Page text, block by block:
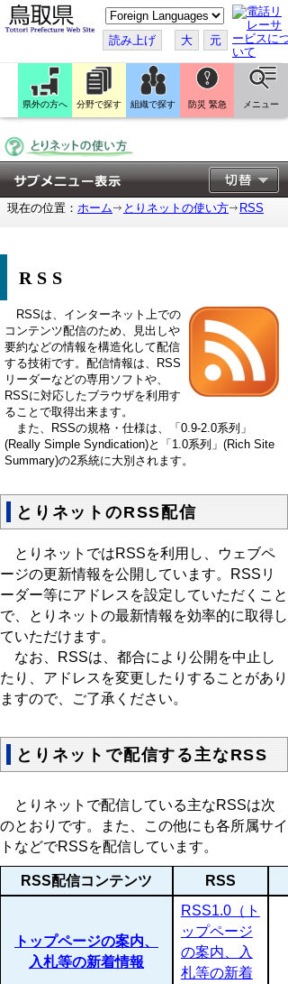
こ
の
ペ
ー
ジ
翻
訳
す
読み上げ 大 元
県外の方へ 分野で探す 組織で探す 防災 緊急 メニュー
現在の位置： ホーム とりネットの使い方 RSS
RSS
RSSは、インターネット上での
コンテンツ配信のため、見出しや
要約などの情報を構造化して配信
する技術です。配信情報は、RSS
リーダーなどの専用ソフトや、
RSSに対応したブラウザを利用す
ることで取得出来ます。
また、RSSの規格・仕様は、「0.9-2.0系列」
(Really Simple Syndication)と「1.0系列」(Rich Site
Summary)の2系統に大別されます。
とりネットのRSS配信
とりネットではRSSを利用し、ウェブペ
ージの更新情報を公開しています。RSSリ
ーダー等にアドレスを設定していただくこと
で、とりネットの最新情報を効率的に取得し
ていただけます。
なお、RSSは、都合により公開を中止し
たり、アドレスを変更したりすることがあり
ますので、ご了承ください。
とりネットで配信する主なRSS
とりネットで配信している主なRSSは次
のとおりです。また、この他にも各所属サイ
トなどでRSSを配信しています。
RSS配信コンテンツ RSS
トップページの案内、
入札等の新着情報
RSS1.0（ト
ップページ
の案内、入
札等の新着